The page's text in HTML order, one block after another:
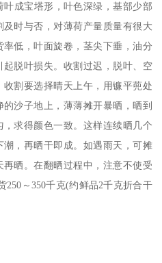
叶成宝塔形，叶色深绿，基部少部
时与否，对薄荷产量质量有很大
低，叶面旋卷，茎尖下垂，油分
脱叶损失。收割过迟，脱叶、空
割要选择晴天上午，用镰平蔸处
沙子地上，薄薄摊开暴晒，晒到
求得颜色一致。这样连续晒几个
，再晒干即成。如遇雨天，可摊
晒。在翻晒过程中，注意不使受
250～350千克(约鲜品2千克折合干